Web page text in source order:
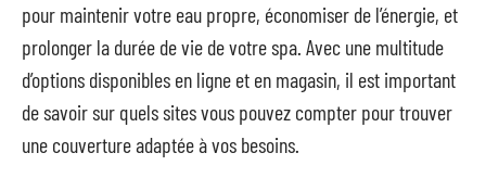
pour maintenir votre eau propre, économiser de l’énergie, et
prolonger la durée de vie de votre spa. Avec une multitude
d’options disponibles en ligne et en magasin, il est important
de savoir sur quels sites vous pouvez compter pour trouver
une couverture adaptée à vos besoins.